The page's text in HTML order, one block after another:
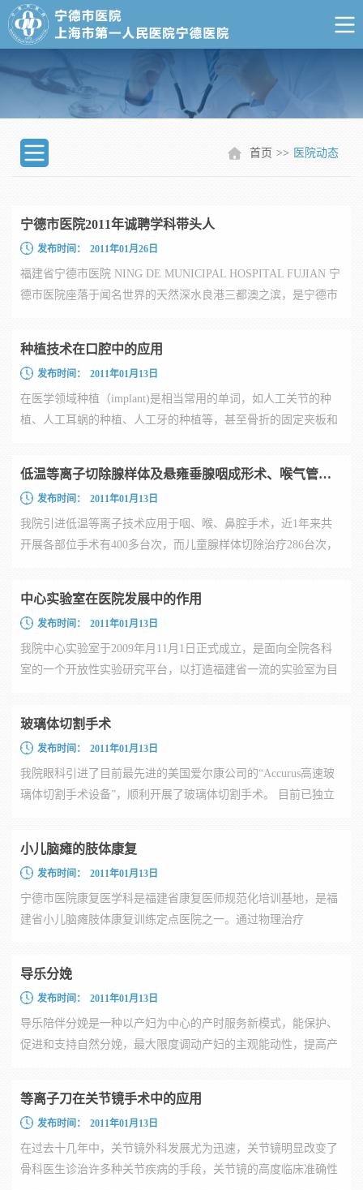
首页 >> 医院动态
宁德市医院2011年诚聘学科带头人
发布时间： 2011年01月26日
福建省宁德市医院 NING DE MUNICIPAL HOSPITAL FUJIAN 宁
德市医院座落于闻名世界的天然深水良港三都澳之滨，是宁德市
种植技术在口腔中的应用
发布时间： 2011年01月13日
在医学领域种植（implant)是相当常用的单词，如人工关节的种
植、人工耳蜗的种植、人工牙的种植等，甚至骨折的固定夹板和
低温等离子切除腺样体及悬雍垂腺咽成形术、喉气管成形术治疗喉气管狭窄
发布时间： 2011年01月13日
我院引进低温等离子技术应用于咽、喉、鼻腔手术，近1年来共
开展各部位手术有400多台次，而儿童腺样体切除治疗286台次，
中心实验室在医院发展中的作用
发布时间： 2011年01月13日
我院中心实验室于2009年月11月1日正式成立，是面向全院各科
室的一个开放性实验研究平台，以打造福建省一流的实验室为目
玻璃体切割手术
发布时间： 2011年01月13日
我院眼科引进了目前最先进的美国爱尔康公司的“Accurus高速玻
璃体切割手术设备”，顺利开展了玻璃体切割手术。 目前已独立
小儿脑瘫的肢体康复
发布时间： 2011年01月13日
宁德市医院康复医学科是福建省康复医师规范化培训基地，是福
建省小儿脑瘫肢体康复训练定点医院之一。通过物理治疗
导乐分娩
发布时间： 2011年01月13日
导乐陪伴分娩是一种以产妇为中心的产时服务新模式，能保护、
促进和支持自然分娩，最大限度调动产妇的主观能动性，提高产
等离子刀在关节镜手术中的应用
发布时间： 2011年01月13日
在过去十几年中，关节镜外科发展尤为迅速，关节镜明显改变了
骨科医生诊治许多种关节疾病的手段，关节镜的高度临床准确性